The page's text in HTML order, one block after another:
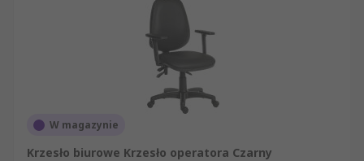
W magazynie
Krzesło biurowe Krzesło operatora Czarny